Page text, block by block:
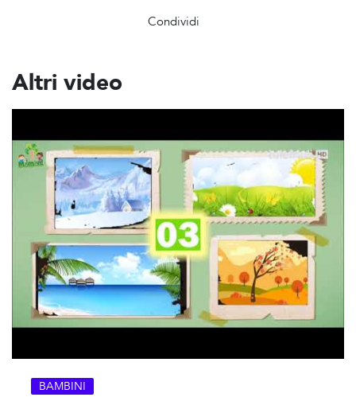
Condividi
Altri video
BAMBINI